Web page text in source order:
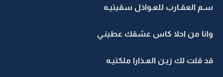
سـم العقـارب للعـواذل سقيتيـه
وانا من احلا كاس عشقك عطينـي
قد قلت لك زيـن العـذارا ملكتيـه